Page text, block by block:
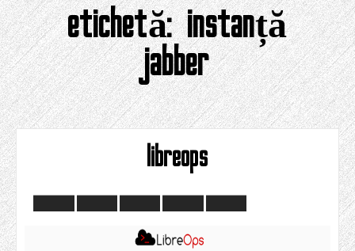
etichetă:instanță
jabber
libreops